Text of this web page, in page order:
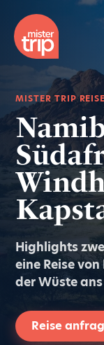
MISTER TRIP
Highlights
eine Reise
der Wüste
Reise